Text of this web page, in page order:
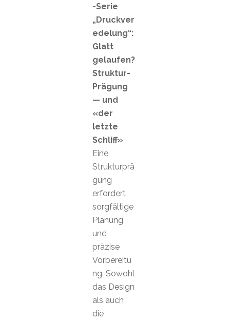
-Serie
„Druckver
edelung“:
Glatt
gelaufen?
Struktur-
Prägung
— und
«der
letzte
Schliff»
Eine
Strukturprä
gung
erfordert
sorgfältige
Planung
und
präzise
Vorbereitu
ng. Sowohl
das Design
als auch
die